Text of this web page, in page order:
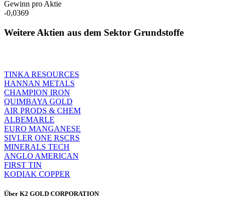
Gewinn pro Aktie
-0,0369
Weitere Aktien aus dem Sektor Grundstoffe
TINKA RESOURCES
HANNAN METALS
CHAMPION IRON
QUIMBAYA GOLD
AIR PRODS & CHEM
ALBEMARLE
EURO MANGANESE
SIVLER ONE RSCRS
MINERALS TECH
ANGLO AMERICAN
FIRST TIN
KODIAK COPPER
Über K2 GOLD CORPORATION